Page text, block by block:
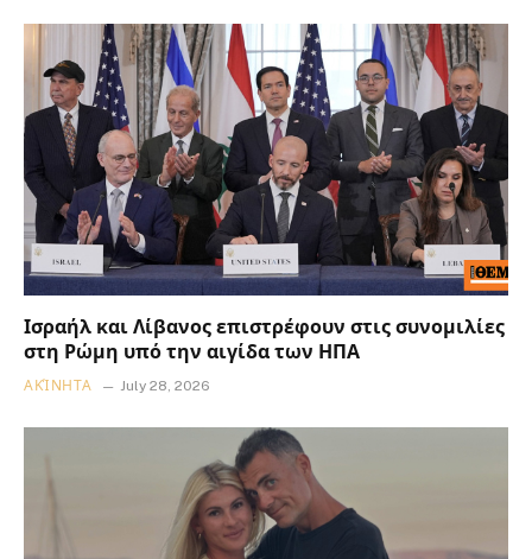
Ισραήλ και Λίβανος επιστρέφουν στις συνομιλίες
στη Ρώμη υπό την αιγίδα των ΗΠΑ
ΑΚΊΝΗΤΑ July 28, 2026